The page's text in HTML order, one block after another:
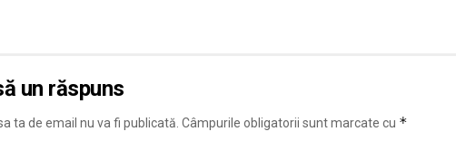
un răspuns
ta de email nu va fi publicată. Câmpurile obligatorii sunt marcate cu *